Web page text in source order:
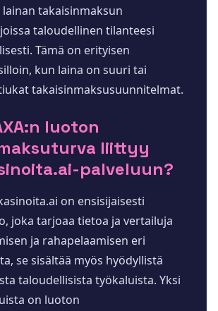
takaisinmaksun
taloudellinen tilanteesi
Tämä on erityisen
kun laina on suuri tai
takaisinmaksusuunnitelmat.
luoton
liittyy
palveluun?
on ensisijaisesti
joka tarjoaa tietoa ja vertailuja
ja rahapelaamisen eri
se sisältää myös hyödyllistä
taloudellisista työkaluista. Yksi
on luoton